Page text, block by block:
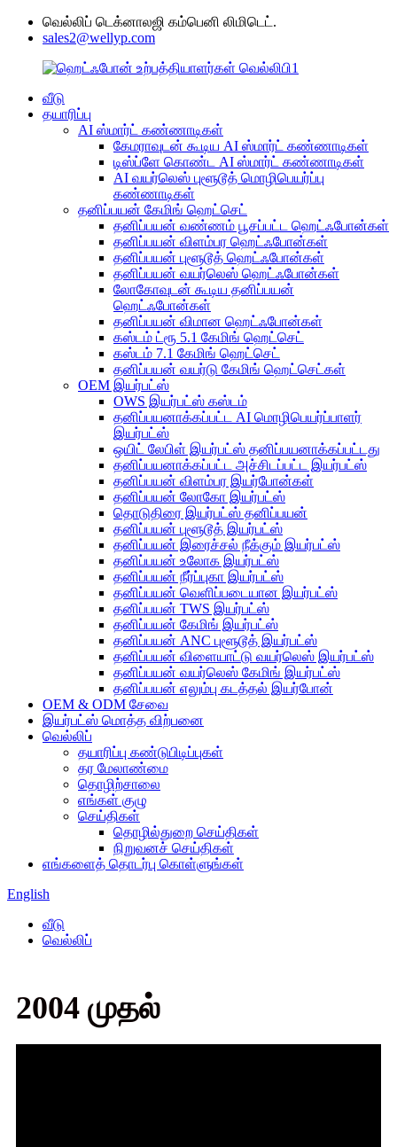
வெல்லிப் டெக்னாலஜி கம்பெனி லிமிடெட்.
sales2@wellyp.com
வீடு
தயாரிப்பு
AI ஸ்மார்ட் கண்ணாடிகள்
கேமராவுடன் கூடிய AI ஸ்மார்ட் கண்ணாடிகள்
டிஸ்ப்ளே கொண்ட AI ஸ்மார்ட் கண்ணாடிகள்
AI வயர்லெஸ் புளூடூத் மொழிபெயர்ப்பு
கண்ணாடிகள்
தனிப்பயன் கேமிங் ஹெட்செட்
தனிப்பயன் வண்ணம் பூசப்பட்ட ஹெட்ஃபோன்கள்
தனிப்பயன் விளம்பர ஹெட்ஃபோன்கள்
தனிப்பயன் புளூடூத் ஹெட்ஃபோன்கள்
தனிப்பயன் வயர்லெஸ் ஹெட்ஃபோன்கள்
லோகோவுடன் கூடிய தனிப்பயன்
ஹெட்ஃபோன்கள்
தனிப்பயன் விமான ஹெட்ஃபோன்கள்
கஸ்டம் ட்ரூ 5.1 கேமிங் ஹெட்செட்
கஸ்டம் 7.1 கேமிங் ஹெட்செட்
தனிப்பயன் வயர்டு கேமிங் ஹெட்செட்கள்
OEM இயர்பட்ஸ்
OWS இயர்பட்ஸ் கஸ்டம்
தனிப்பயனாக்கப்பட்ட AI மொழிபெயர்ப்பாளர்
இயர்பட்ஸ்
ஒயிட் லேபிள் இயர்பட்ஸ் தனிப்பயனாக்கப்பட்டது
தனிப்பயனாக்கப்பட்ட அச்சிடப்பட்ட இயர்பட்ஸ்
தனிப்பயன் விளம்பர இயர்போன்கள்
தனிப்பயன் லோகோ இயர்பட்ஸ்
தொடுதிரை இயர்பட்ஸ் தனிப்பயன்
தனிப்பயன் புளூடூத் இயர்பட்ஸ்
தனிப்பயன் இரைச்சல் நீக்கும் இயர்பட்ஸ்
தனிப்பயன் உலோக இயர்பட்ஸ்
தனிப்பயன் நீர்ப்புகா இயர்பட்ஸ்
தனிப்பயன் வெளிப்படையான இயர்பட்ஸ்
தனிப்பயன் TWS இயர்பட்ஸ்
தனிப்பயன் கேமிங் இயர்பட்ஸ்
தனிப்பயன் ANC புளூடூத் இயர்பட்ஸ்
தனிப்பயன் விளையாட்டு வயர்லெஸ் இயர்பட்ஸ்
தனிப்பயன் வயர்லெஸ் கேமிங் இயர்பட்ஸ்
தனிப்பயன் எலும்பு கடத்தல் இயர்போன்
OEM & ODM சேவை
இயர்பட்ஸ் மொத்த விற்பனை
வெல்லிப்
தயாரிப்பு கண்டுபிடிப்புகள்
தர மேலாண்மை
தொழிற்சாலை
எங்கள் குழு
செய்திகள்
தொழில்துறை செய்திகள்
நிறுவனச் செய்திகள்
எங்களைத் தொடர்பு கொள்ளுங்கள்
English
வீடு
வெல்லிப்
2004 முதல்